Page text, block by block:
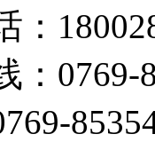
：
：0769-